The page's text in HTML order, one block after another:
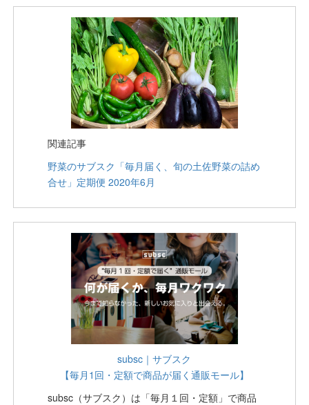
関連記事
野菜のサブスク「毎月届く、旬の土佐野菜の詰め
合せ」定期便 2020年6月
subsc｜サブスク
【毎月1回・定額で商品が届く通販モール】
subsc（サブスク）は「毎月１回・定額」で商品